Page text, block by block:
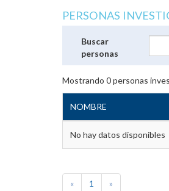
PERSONAS
Buscar
personas
Mostrando 0personas
NOMBRE
No hay datos disponibles
« 1 »